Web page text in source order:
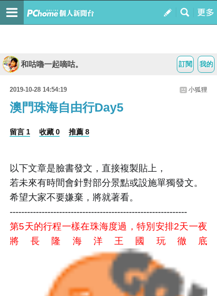
我的
訂閱
和咕嚕一起嘀咕。
2019-10-28 14:54:19 小狐狸
澳門珠海自由行Day5
留言 1 收藏 0 推薦 8
以下文章是臉書發文，直接複製貼上，
若未來有時間會針對部分景點或設施單獨發文。
希望大家不要嫌棄，將就著看。
-------------------------------------------------------------
第5天的行程一樣在珠海度過，特別安排2天一夜
將長隆海洋王國玩徹底